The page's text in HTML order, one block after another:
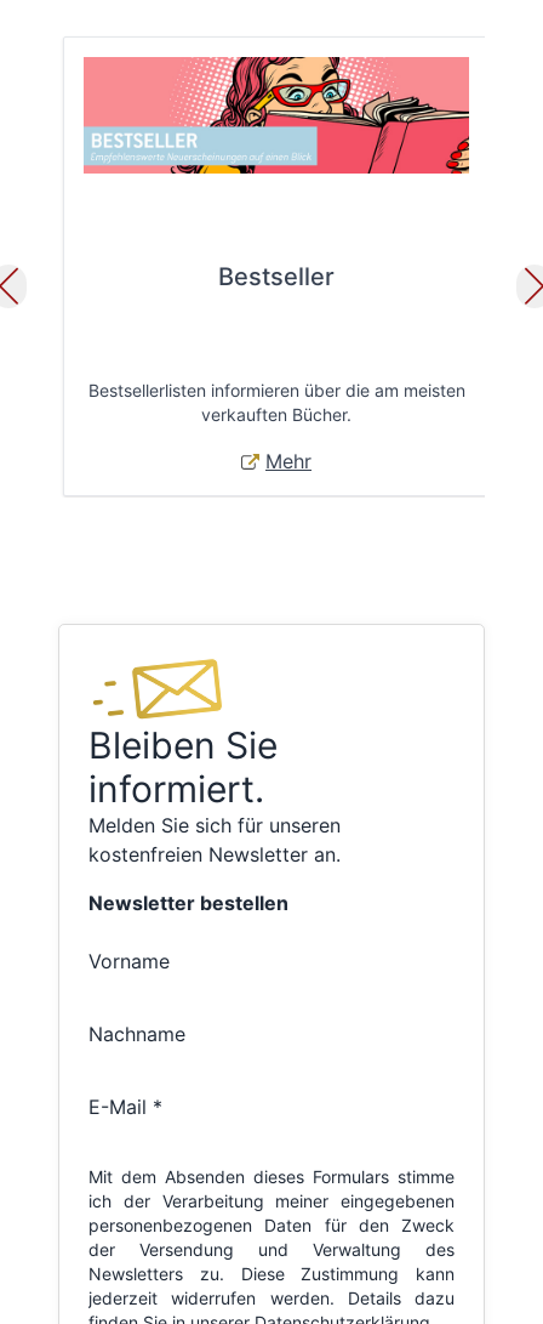
Bestseller
Bestsellerlisten informieren über die am meisten
verkauften Bücher.
Mehr
Bleiben Sie
informiert.
Melden Sie sich für unseren
kostenfreien Newsletter an.